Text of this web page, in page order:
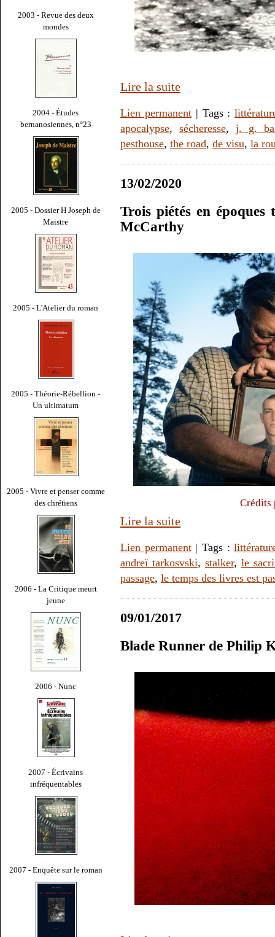
2003 - Revue des deux
mondes
2004 - Études
bernanosiennes, n°23
2005 - Dossier H Joseph de
Maistre
2005 - L'Atelier du roman
2005 - Théorie-Rébellion -
Un ultimatum
2005 - Vivre et penser comme
des chrétiens
2006 - La Critique meurt
jeune
2006 - Nunc
2007 - Écrivains
infréquentables
2007 - Enquête sur le roman
Lire la suite
Lien permanent| Tags :
apocalypse, sécheresse, j. g.
pesthouse, the road, de visu, la
13/02/2020
Trois piétés en
McCarthy
Crédits
Lire la suite
Lien permanent| Tags :
andreï tarkosvski, stalker, le
passage, le temps des livres est
09/01/2017
Blade Runner de Philip